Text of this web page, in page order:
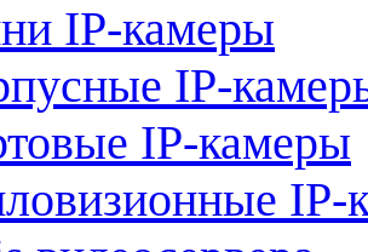
IP-камеры
IP-
IP-камеры
IP-